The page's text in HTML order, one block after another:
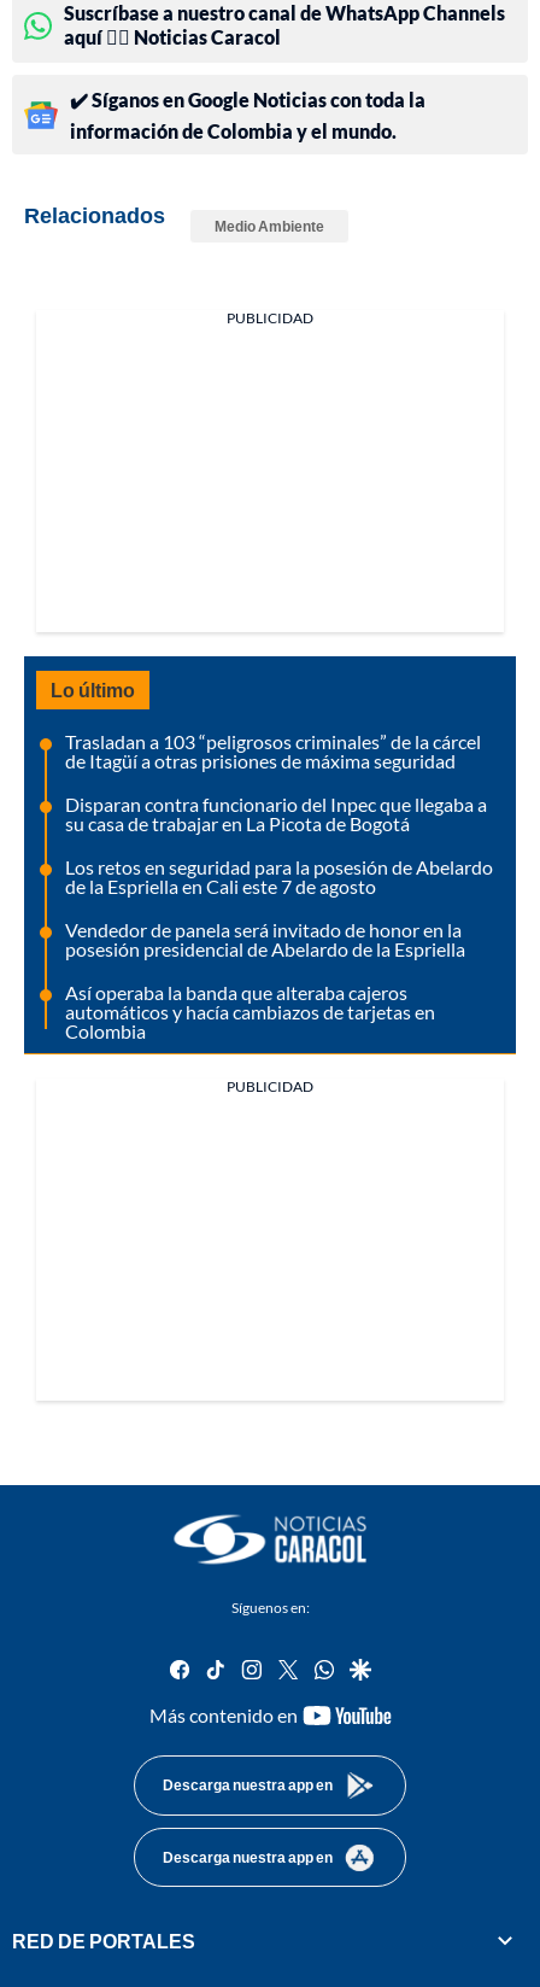
Suscríbase a nuestro canal de WhatsApp Channels
aquí 👉🏻 Noticias Caracol
✔️ Síganos en Google Noticias con toda la
información de Colombia y el mundo.
Relacionados Medio Ambiente
PUBLICIDAD
Lo último
Trasladan a 103 “peligrosos criminales” de la cárcel
de Itagüí a otras prisiones de máxima seguridad
Disparan contra funcionario del Inpec que llegaba a
su casa de trabajar en La Picota de Bogotá
Los retos en seguridad para la posesión de Abelardo
de la Espriella en Cali este 7 de agosto
Vendedor de panela será invitado de honor en la
posesión presidencial de Abelardo de la Espriella
Así operaba la banda que alteraba cajeros
automáticos y hacía cambiazos de tarjetas en
Colombia
PUBLICIDAD
Síguenos en:
facebook
tiktok instagram
twitterwhatsapp
google
Más contenido en
youtube-
Descarga nuestra app en
Descarga nuestra app en
RED DE PORTALES